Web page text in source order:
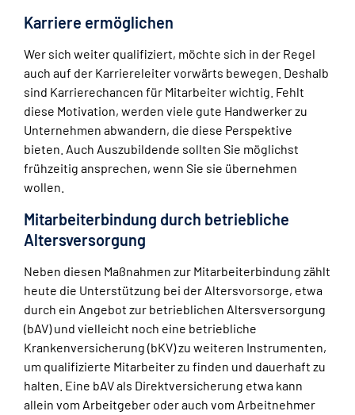
Karriere ermöglichen
Wer sich weiter qualifiziert, möchte sich in der Regel
auch auf der Karriereleiter vorwärts bewegen. Deshalb
sind Karrierechancen für Mitarbeiter wichtig. Fehlt
diese Motivation, werden viele gute Handwerker zu
Unternehmen abwandern, die diese Perspektive
bieten. Auch Auszubildende sollten Sie möglichst
frühzeitig ansprechen, wenn Sie sie übernehmen
wollen.
Mitarbeiterbindung durch betriebliche
Altersversorgung
Neben diesen Maßnahmen zur Mitarbeiterbindung zählt
heute die Unterstützung bei der Altersvorsorge, etwa
durch ein Angebot zur betrieblichen Altersversorgung
(bAV) und vielleicht noch eine betriebliche
Krankenversicherung (bKV) zu weiteren Instrumenten,
um qualifizierte Mitarbeiter zu finden und dauerhaft zu
halten. Eine bAV als Direktversicherung etwa kann
allein vom Arbeitgeber oder auch vom Arbeitnehmer